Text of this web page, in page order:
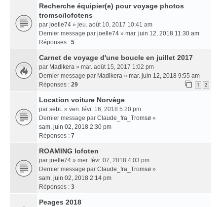
Recherche équipier(e) pour voyage photos
tromso/lofotens
par joelle74 » jeu. août 10, 2017 10:41 am
Dernier message par joelle74 » mar. juin 12, 2018 11:30 am
Réponses : 5
Carnet de voyage d'une boucle en juillet 2017
par Madikera » mar. août 15, 2017 1:02 pm
Dernier message par Madikera » mar. juin 12, 2018 9:55 am
Réponses : 29 1 2
Location voiture Norvège
par sebL » ven. févr. 16, 2018 5:20 pm
Dernier message par Claude_fra_Tromsø »
sam. juin 02, 2018 2:30 pm
Réponses : 7
ROAMING lofoten
par joelle74 » mer. févr. 07, 2018 4:03 pm
Dernier message par Claude_fra_Tromsø »
sam. juin 02, 2018 2:14 pm
Réponses : 3
Peages 2018